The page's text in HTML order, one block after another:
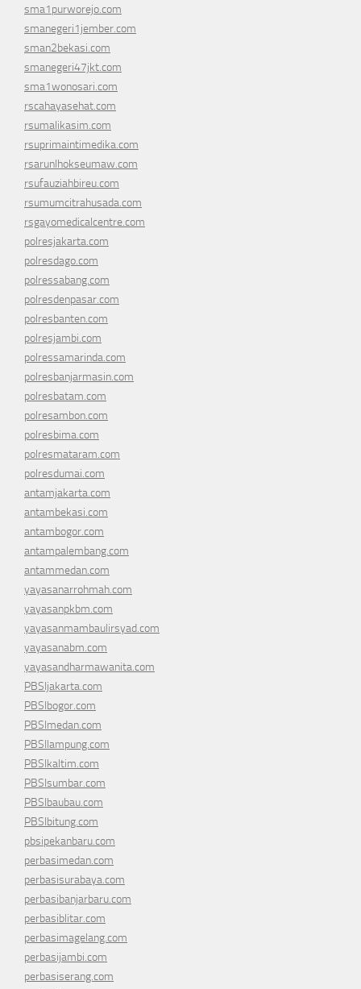
sma1purworejo.com
smanegeri1jember.com
sman2bekasi.com
smanegeri47jkt.com
sma1wonosari.com
rscahayasehat.com
rsumalikasim.com
rsuprimaintimedika.com
rsarunlhokseumaw.com
rsufauziahbireu.com
rsumumcitrahusada.com
rsgayomedicalcentre.com
polresjakarta.com
polresdago.com
polressabang.com
polresdenpasar.com
polresbanten.com
polresjambi.com
polressamarinda.com
polresbanjarmasin.com
polresbatam.com
polresambon.com
polresbima.com
polresmataram.com
polresdumai.com
antamjakarta.com
antambekasi.com
antambogor.com
antampalembang.com
antammedan.com
yayasanarrohmah.com
yayasanpkbm.com
yayasanmambaulirsyad.com
yayasanabm.com
yayasandharmawanita.com
PBSIjakarta.com
PBSIbogor.com
PBSImedan.com
PBSIlampung.com
PBSIkaltim.com
PBSIsumbar.com
PBSIbaubau.com
PBSIbitung.com
pbsipekanbaru.com
perbasimedan.com
perbasisurabaya.com
perbasibanjarbaru.com
perbasiblitar.com
perbasimagelang.com
perbasijambi.com
perbasiserang.com